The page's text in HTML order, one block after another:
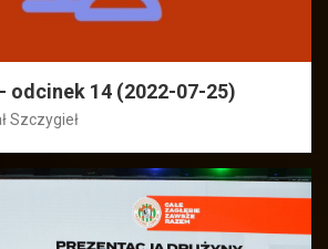
odcinek 14 (2022-07-25)
Szczygieł